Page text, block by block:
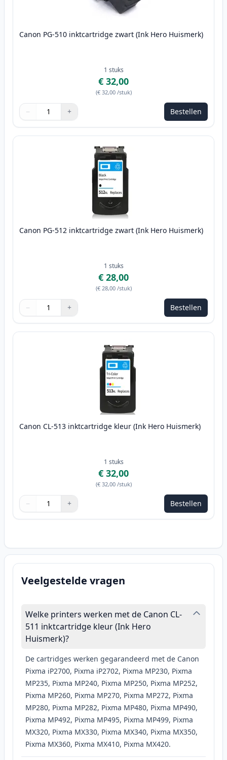
Canon PG-510 inktcartridge zwart (Ink Hero Huismerk)
1 stuks
€ 32,00
(€ 32,00 /stuk)
Aantal
Gebruik de knoppen om aan te passen
− +
Aantal 1 Bestellen
Canon PG-512 inktcartridge zwart (Ink Hero Huismerk)
1 stuks
€ 28,00
(€ 28,00 /stuk)
Aantal
Gebruik de knoppen om aan te passen
− +
Aantal 1 Bestellen
Canon CL-513 inktcartridge kleur (Ink Hero Huismerk)
1 stuks
€ 32,00
(€ 32,00 /stuk)
Aantal
Gebruik de knoppen om aan te passen
− +
Aantal 1 Bestellen
Veelgestelde vragen
Welke printers werken met de Canon CL-
511 inktcartridge kleur (Ink Hero
Huismerk)?
De cartridges werken gegarandeerd met de Canon
Pixma iP2700, Pixma iP2702, Pixma MP230, Pixma
MP235, Pixma MP240, Pixma MP250, Pixma MP252,
Pixma MP260, Pixma MP270, Pixma MP272, Pixma
MP280, Pixma MP282, Pixma MP480, Pixma MP490,
Pixma MP492, Pixma MP495, Pixma MP499, Pixma
MX320, Pixma MX330, Pixma MX340, Pixma MX350,
Pixma MX360, Pixma MX410, Pixma MX420.